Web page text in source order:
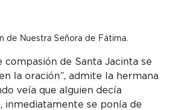
de Nuestra Señora de Fátima.
compasión de Santa Jacinta se
la oración”, admite la hermana
veía que alguien decía
inmediatamente se ponía de